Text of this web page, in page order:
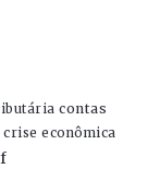
contas
crise econômica